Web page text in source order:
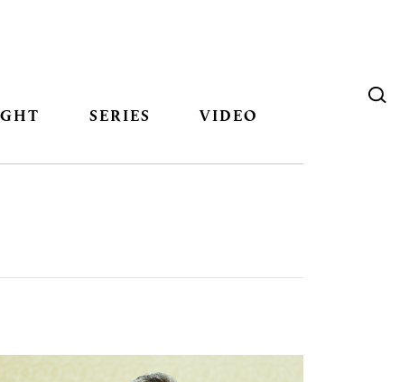
SERIES VIDEO